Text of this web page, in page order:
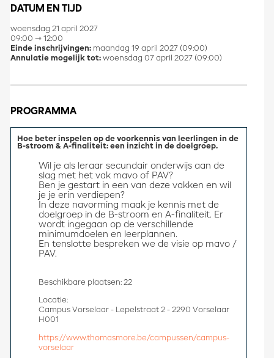
DATUM EN TIJD
woensdag 21 april 2027
09:00 ⇾ 12:00
Einde inschrijvingen: maandag 19 april 2027 (09:00)
Annulatie mogelijk tot: woensdag 07 april 2027 (09:00)
PROGRAMMA
Hoe beter inspelen op de voorkennis van leerlingen in de
B-stroom & A-finaliteit: een inzicht in de doelgroep.
Wil je als leraar secundair onderwijs aan de
slag met het vak mavo of PAV?
Ben je gestart in een van deze vakken en wil
je je erin verdiepen?
In deze navorming maak je kennis met de
doelgroep in de B-stroom en A-finaliteit. Er
wordt ingegaan op de verschillende
minimumdoelen en leerplannen.
En tenslotte bespreken we de visie op mavo /
PAV.
Beschikbare plaatsen: 22
Locatie:
Campus Vorselaar - Lepelstraat 2 - 2290 Vorselaar
H001
https://www.thomasmore.be/campussen/campus-
vorselaar